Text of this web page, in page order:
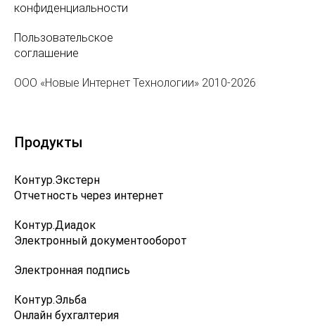
конфиденциальности
Пользовательское
соглашение
ООО «Новые Интернет Технологии» 2010-2026
Продукты
Контур.Экстерн
Отчетность через интернет
Контур.Диадок
Электронный документооборот
Электронная подпись
Контур.Эльба
Онлайн бухгалтерия